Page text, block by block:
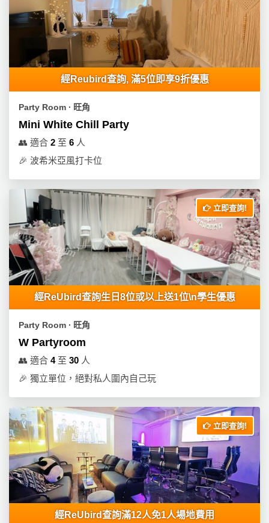
藝
禮
訂
禮
物
地
佈
用
品
即
食
即
煮
聚
會
及
拍
廳
B
B
Q
場
司
活
婚
禮
子
活
動
時
器
情
侶
清
單
經Reubird查詢, 滿5位即享9折優惠
Party Room ∙ 旺角
Mini White Chill Party
👥 適合 2 至 6 人
🎉 波希米亞風打卡位
立即查詢!
經ReUbird查詢生日8位或以上送1位\n學生優惠
Party Room ∙ 旺角
W Partyroom
👥 適合 4至 30 人
🎉 獨立單位，絕對私人圍內自己玩
立即查詢!
經ReUbird查詢滿12人免1人場地費用